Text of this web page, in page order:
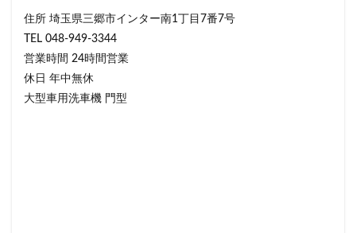
住所 埼玉県三郷市インター南1丁目7番7号
TEL 048-949-3344
営業時間 24時間営業
休日 年中無休
大型車用洗車機 門型